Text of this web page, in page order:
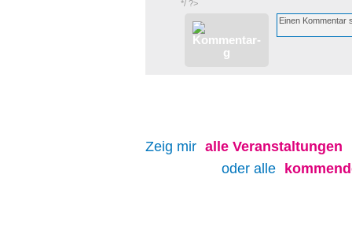
*/ ?>
Zeig mir alle Veranstaltungen
oder alle